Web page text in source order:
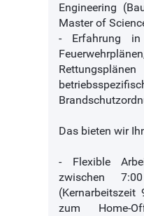
Engineering
Master of
- Erfahrung
Das bieten wir
- Flexible
zwischen
(Kernarbeitszeit
zum Home-